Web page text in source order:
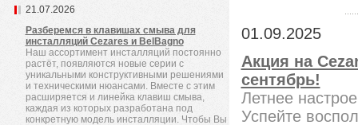
21.07.2026
Разберемся в клавишах смыва для
инсталляций Cezares и BelBagno
Наш ассортимент инсталляций постоянно
растёт, появляются новые серии с
уникальными конструктивными решениями
и техническими нюансами. Вместе с этим
расширяется и линейка клавиш смыва,
каждая из которых разработана под
конкретную модель инсталляции. Чтобы Вы
01.09.2025
Акция на
сентябрь!
Летнее
Успейте